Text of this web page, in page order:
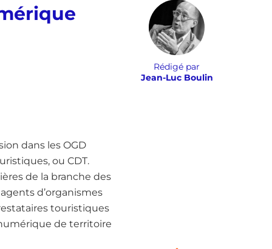
Rédigé par
Jean-Luc Boulin
dans les OGD
ou CDT.
de la branche des
d’organismes
touristiques
de territoire